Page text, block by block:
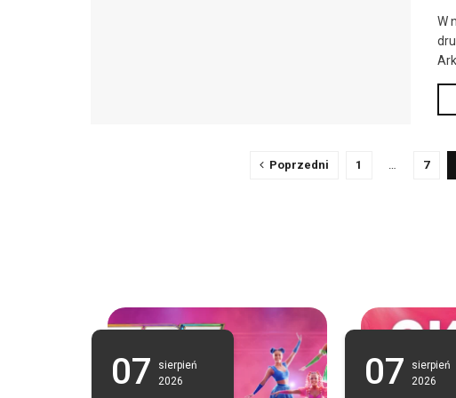
W
Poprzedni 1 7
07
sierpień
2026
07
sierpień
2026